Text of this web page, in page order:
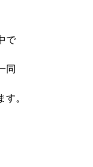
で
同
。